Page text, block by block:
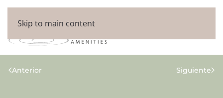
Skip to main content
Anterior Siguiente